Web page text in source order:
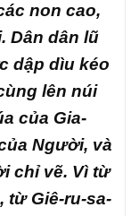
non cao,
Dân dân lũ
dập dìu kéo
lên núi
của Gia-
Người, và
chỉ vẽ. Vì từ
từ Giê-ru-sa-